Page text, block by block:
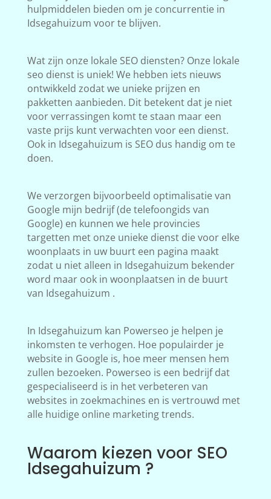
hulpmiddelen bieden om je concurrentie in
Idsegahuizum voor te blijven.
Wat zijn onze lokale SEO diensten? Onze lokale
seo dienst is uniek! We hebben iets nieuws
ontwikkeld zodat we unieke prijzen en
pakketten aanbieden. Dit betekent dat je niet
voor verrassingen komt te staan maar een
vaste prijs kunt verwachten voor een dienst.
Ook in Idsegahuizum is SEO dus handig om te
doen.
We verzorgen bijvoorbeeld optimalisatie van
Google mijn bedrijf (de telefoongids van
Google) en kunnen we hele provincies
targetten met onze unieke dienst die voor elke
woonplaats in uw buurt een pagina maakt
zodat u niet alleen in Idsegahuizum bekender
word maar ook in woonplaatsen in de buurt
van Idsegahuizum .
In Idsegahuizum kan Powerseo je helpen je
inkomsten te verhogen. Hoe populairder je
website in Google is, hoe meer mensen hem
zullen bezoeken. Powerseo is een bedrijf dat
gespecialiseerd is in het verbeteren van
websites in zoekmachines en is vertrouwd met
alle huidige online marketing trends.
Waarom kiezen voor SEO
Idsegahuizum ?